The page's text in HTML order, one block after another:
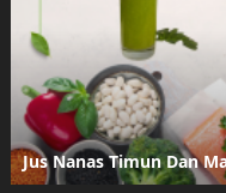
Jus Nanas Timun Dan